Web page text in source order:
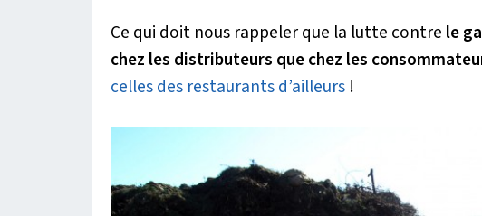
Ce qui doit nous rappeler que la lutte contre le
chez les distributeurs que chez les
celles des restaurants d’ailleurs !